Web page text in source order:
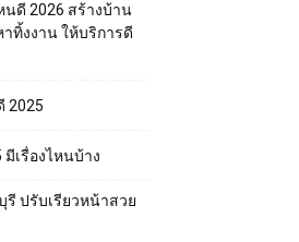
นดี 2026 สร้างบ้าน
ทิ้งงาน ให้บริการดี
2025
เรื่องไหนบ้าง
ปรับเรียวหน้าสวย